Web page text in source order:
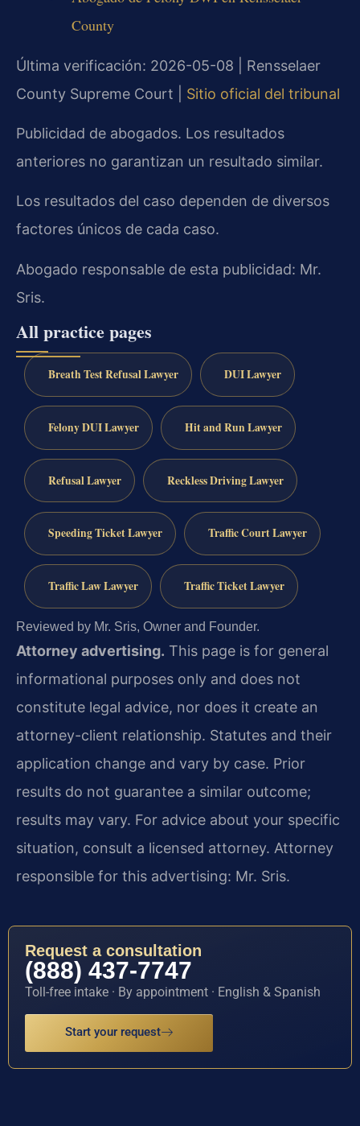
County
Última verificación: 2026-05-08 | Rensselaer
County Supreme Court | Sitio oficial del tribunal
Publicidad de abogados. Los resultados
anteriores no garantizan un resultado similar.
Los resultados del caso dependen de diversos
factores únicos de cada caso.
Abogado responsable de esta publicidad: Mr.
Sris.
All practice pages
Breath Test Refusal Lawyer DUI Lawyer
Felony DUI Lawyer Hit and Run Lawyer
Refusal Lawyer Reckless Driving Lawyer
Speeding Ticket Lawyer Traffic Court Lawyer
Traffic Law Lawyer Traffic Ticket Lawyer
Reviewed by Mr. Sris, Owner and Founder.
Attorney advertising. This page is for general
informational purposes only and does not
constitute legal advice, nor does it create an
attorney-client relationship. Statutes and their
application change and vary by case. Prior
results do not guarantee a similar outcome;
results may vary. For advice about your specific
situation, consult a licensed attorney. Attorney
responsible for this advertising: Mr. Sris.
Request a consultation
(888) 437-7747
Toll-free intake · By appointment · English & Spanish
Start your request